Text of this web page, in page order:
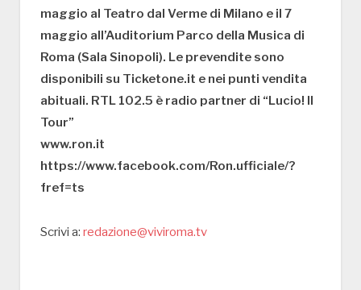
maggio al Teatro dal Verme di Milano e il 7
maggio all’Auditorium Parco della Musica di
Roma (Sala Sinopoli). Le prevendite sono
disponibili su Ticketone.it e nei punti vendita
abituali. RTL 102.5 è radio partner di “Lucio! Il
Tour”
www.ron.it
https://www.facebook.com/Ron.ufficiale/?
fref=ts
Scrivi a: redazione@viviroma.tv